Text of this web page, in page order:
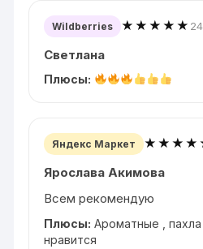
Wildberries ★★★★★
Светлана
Плюсы:
Яндекс Маркет
Ярослава Акимова
Всем рекомендую
Плюсы: Ароматные ,
нравится